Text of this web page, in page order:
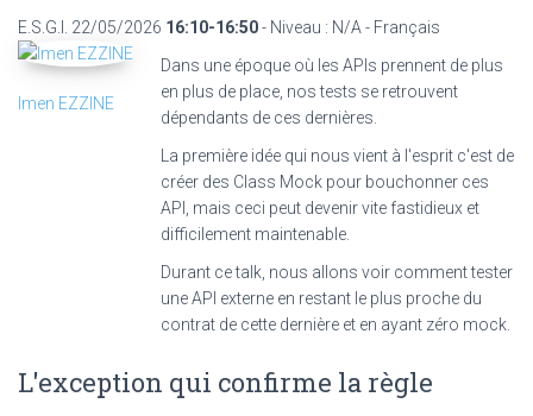
E.S.G.I. 22/05/2026 16:10-16:50- Niveau : N/A - Français
Dans une époque où les APIs prennent de plus
en plus de place, nos tests se retrouvent
dépendants de ces dernières.
La première idée qui nous vient à l'esprit c'est de
créer des Class Mock pour bouchonner ces
API, mais ceci peut devenir vite fastidieux et
difficilement maintenable.
Durant ce talk, nous allons voir comment tester
une API externe en restant le plus proche du
contrat de cette dernière et en ayant zéro mock.
Imen EZZINE
L'exception qui confirme la règle